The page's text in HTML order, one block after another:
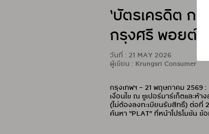
‘บัตรเครดิต ก
กรุงศรี พอยต์สู
วันที่ : 21 MAY 2026
ผู้เขียน : Krungsri Consumer
กรุงเทพฯ – 21 พฤษภาคม 2569
เงื่อนไข ณ ซูเปอร์มาร์เก็ตและห้
(ไม่ต้องลงทะเบียนรับสิทธิ์) ต่อที่
ค้นหา “PLAT” ที่หน้าโปรโมชัน ข้